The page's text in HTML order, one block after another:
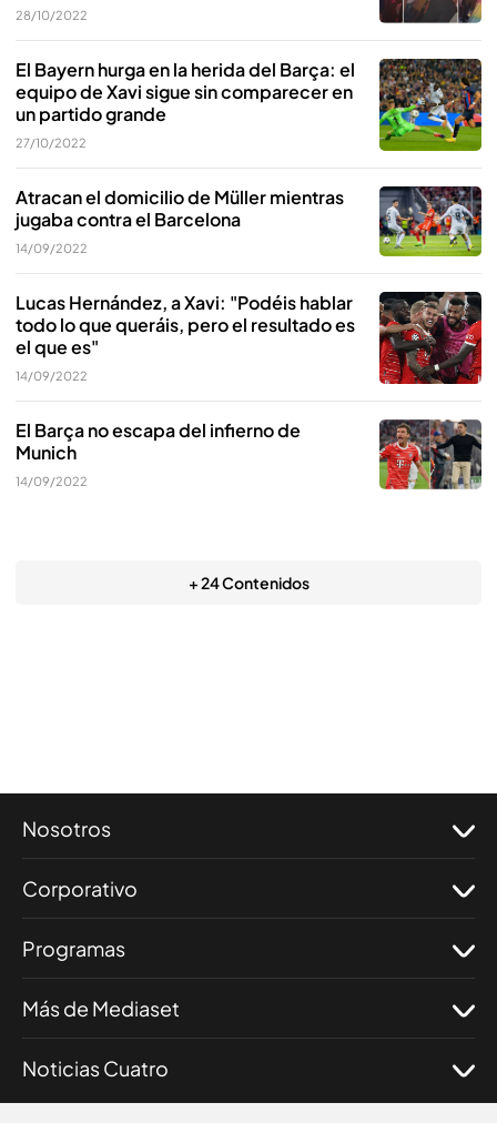
28/10/2022
El Bayern hurga en la herida del Barça: el
equipo de Xavi sigue sin comparecer en
un partido grande
27/10/2022
Atracan el domicilio de Müller mientras
jugaba contra el Barcelona
14/09/2022
Lucas Hernández, a Xavi: "Podéis hablar
todo lo que queráis, pero el resultado es
el que es"
14/09/2022
El Barça no escapa del infierno de
Munich
14/09/2022
+ 24 Contenidos
Nosotros
Corporativo
Programas
Más de Mediaset
Noticias Cuatro